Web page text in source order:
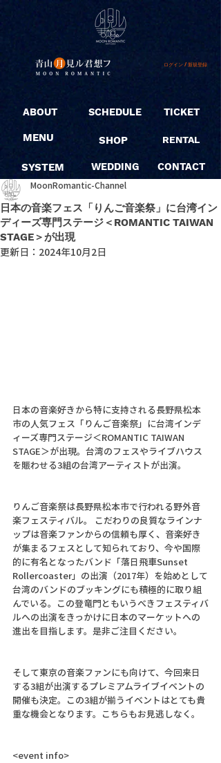
ログイン / 新規登録
ABOUT
MENU
SYSTEM
SCHEDULE
SHOP
WEDDING
TICKET
RENTAL
CONTACT
日本の音楽フェス「りんご音楽祭」に台湾イン
ディーズ専門ステージ＜ROMANTIC TAIWAN
STAGE＞が出現
MoonRomantic-Channel
更新日： 2024年10月2日
日本の音楽好きから特に支持される長野県松本
市の人気フェス「りんご音楽祭」に台湾インデ
ィーズ専門ステージ＜ROMANTIC TAIWAN
STAGE＞が出現。台湾のフェスやライブハウス
を賑わせる3組の台湾アーティストが出演。
りんご音楽祭は長野県松本市で行われる野外音
楽フェスティバル。 こだわりの良質なラインナ
ップは音楽ファンからの信頼も厚く、音楽好き
が集まるフェスとして知られており、今や国際
的に有名となったバンド「落日飛車Sunset
Rollercoaster」の出演（2017年）を始めとして
台湾のバンドのブッキングにも積極的に取り組
んでいる。この登竜門ともいうべきフェスティバ
ルへの出演をきっかけに日本のマーケットへの
進出を目指します。是非ご注目ください。
そして東京の音楽ファンにも向けて、今回来日
する3組が出演するプレミアムライブイベントの
開催も決定。この3組が揃うイベントはとても貴
重な機会となります。こちらもお見逃しなく。
<event info>